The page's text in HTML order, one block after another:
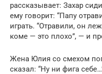
рассказывает: Захар
ему говорит: “Папу
играть. “Отравили, он
коме — это плохо”, — и
Жена Юлия со смехом
сказал: “Ну ни фига